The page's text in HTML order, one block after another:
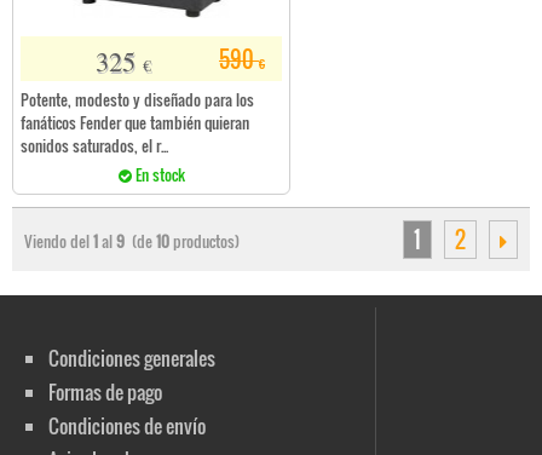
590€
325 €
Potente, modesto y diseñado para los
fanáticos Fender que también quieran
sonidos saturados, el r...
En stock
Viendo del1al9 (de10productos) 1 2
Condiciones generales
Formas de pago
Condiciones de envío